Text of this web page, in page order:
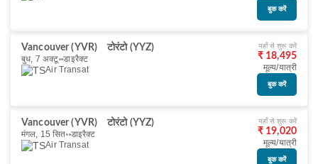
बुक करें
Vancouver (YVR)
टोरंटो (YYZ)
बुध, 7 अक्टू॰ डाइरैक्ट
Air Transat
यहाँ से शुरू करें
₹ 18,495
मूल्य/यात्री
बुक करें
Vancouver (YVR)
टोरंटो (YYZ)
मंगल, 15 सित॰ डाइरैक्ट
Air Transat
यहाँ से शुरू करें
₹ 19,020
मूल्य/यात्री
बुक करें